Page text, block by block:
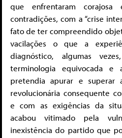
que enfrentaram corajosa
contradições, com a “crise
fato de ter compreendido
vacilações o que a
diagnóstico, algumas
terminologia equivocada e
pretendia apurar e superar
revolucionária consequente
e com as exigências da
acabou vitimado pela
inexistência do partido que